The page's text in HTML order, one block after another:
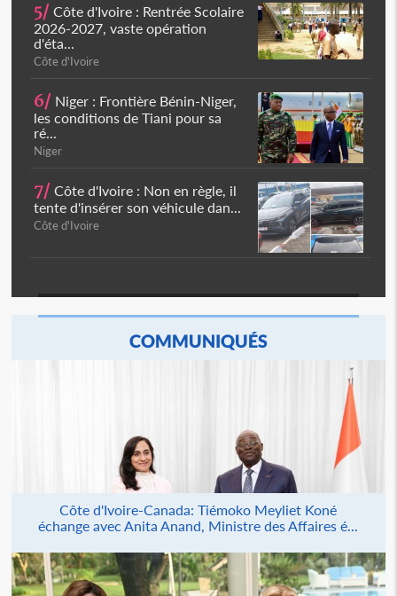
5/ Côte d'Ivoire : Rentrée Scolaire
2026-2027, vaste opération
d'éta...
Côte d'Ivoire
6/ Niger : Frontière Bénin-Niger,
les conditions de Tiani pour sa
ré...
Niger
7/ Côte d'Ivoire : Non en règle, il
tente d'insérer son véhicule dan...
Côte d'Ivoire
COMMUNIQUÉS
Côte d'Ivoire-Canada: Tiémoko Meyliet Koné
échange avec Anita Anand, Ministre des Affaires é...